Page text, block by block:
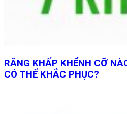
RĂNG KHẤP KHỂNH CỠ
CÓ THỂ KHẮC PHỤC?